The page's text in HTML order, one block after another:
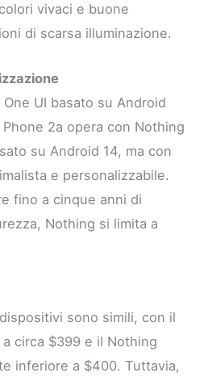
vivaci e buone
di scarsa illuminazione.
UI basato su Android
2a opera con Nothing
su Android 14, ma con
e personalizzabile.
fino a cinque anni di
Nothing si limita a
sono simili, con il
circa $399 e il Nothing
inferiore a $400. Tuttavia,